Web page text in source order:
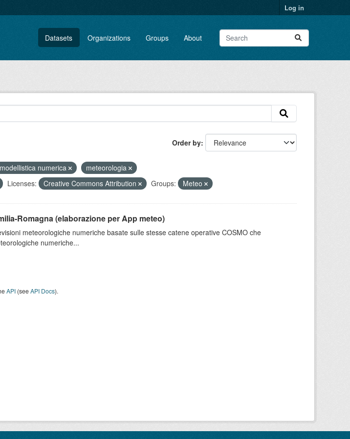
Log in
Datasets Organizations Groups About
Order by
modellistica numerica
meteorologia
Licenses: Creative Commons Attribution Groups: Meteo
Romagna (elaborazione per App meteo)
meteorologiche numeriche basate sulle stesse catene operative COSMO che
numeriche...
API(seeAPI Docs).